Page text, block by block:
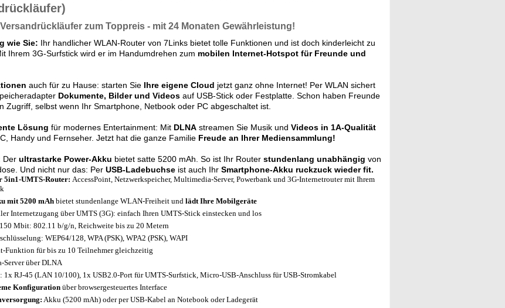
zum Toppreis - mit 24 Monaten Gewährleistung!
wie Sie: Ihr handlicher WLAN-Router von 7Links bietet tolle Funktionen und ist doch kinderleicht zu
Ihrem 3G-Surfstick wird er im Handumdrehen zum mobilen Internet-Hotspot für Freunde und
auch für zu Hause: starten Sie Ihre eigene Cloud jetzt ganz ohne Internet! Per WLAN sichert
Dokumente, Bilder und Videos auf USB-Stick oder Festplatte. Schon haben Freunde
Zugriff, selbst wenn Ihr Smartphone, Netbook oder PC abgeschaltet ist.
Lösung für modernes Entertainment: Mit DLNA streamen Sie Musik und Videos in 1A-Qualität
Handy und Fernseher. Jetzt hat die ganze Familie Freude an Ihrer Mediensammlung!
Der ultrastarke Power-Akku bietet satte 5200 mAh. So ist Ihr Router stundenlang unabhängig von
Und nicht nur das: Per USB-Ladebuchse ist auch Ihr Smartphone-Akku ruckzuck wieder fit.
5in1-UMTS-Router: AccessPoint, Netzwerkspeicher, Multimedia-Server, Powerbank und 3G-Internetrouter mit Ihrem
mit 5200 mAh bietet stundenlange WLAN-Freiheit und lädt Ihre Mobilgeräte
Internetzugang über UMTS (3G): einfach Ihren UMTS-Stick einstecken und los
Mbit: 802.11 b/g/n, Reichweite bis zu 20 Metern
WEP64/128, WPA (PSK), WPA2 (PSK), WAPI
Funktion für bis zu 10 Teilnehmer gleichzeitig
Server über DLNA
1x RJ-45 (LAN 10/100), 1x USB2.0-Port für UMTS-Surfstick, Micro-USB-Anschluss für USB-Stromkabel
Konfiguration über browsergesteuertes Interface
Akku (5200 mAh) oder per USB-Kabel an Notebook oder Ladegerät